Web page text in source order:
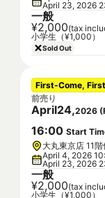
April 23, 2026
一般
¥2,000(tax
小学生（¥1,000）
Sold Out
First-Come,
前売り
April24,2026 (
16:00 Start
大丸東京店 11
April 4, 2026
April 23, 2026
一般
¥2,000(tax
小学生（¥1,000）